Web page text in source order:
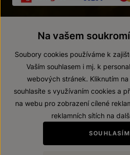
© 2026 ZNOVÍN
Prohlášení o
Zákaz prodeje alkoholických nápojů
Na vašem
Soubory cookies používáme k
Vaším souhlasem i mj. k
webových stránek. Kliknutím na
souhlasíte s využívaním cookies a
na webu pro zobrazení cílené
reklamních sítích na
SOUHLASÍM